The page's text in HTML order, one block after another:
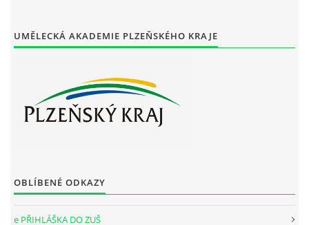
UMĚLECKÁ AKADEMIE PLZEŇSKÉHO KRAJE
OBLÍBENÉ ODKAZY
e PŘIHLÁŠKA DO ZUŠ